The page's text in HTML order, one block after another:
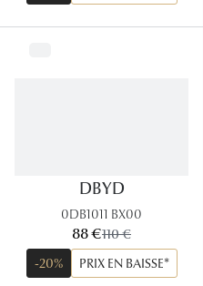
DBYD
0DB1011 BX00
maintenant:
88 €ancien prix:
110 €
-20%
PRIX EN BAISSE*